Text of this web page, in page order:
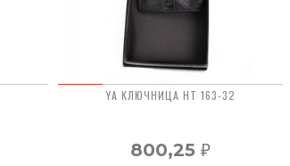
YA КЛЮЧНИЦА HT 163-32
800,25₽